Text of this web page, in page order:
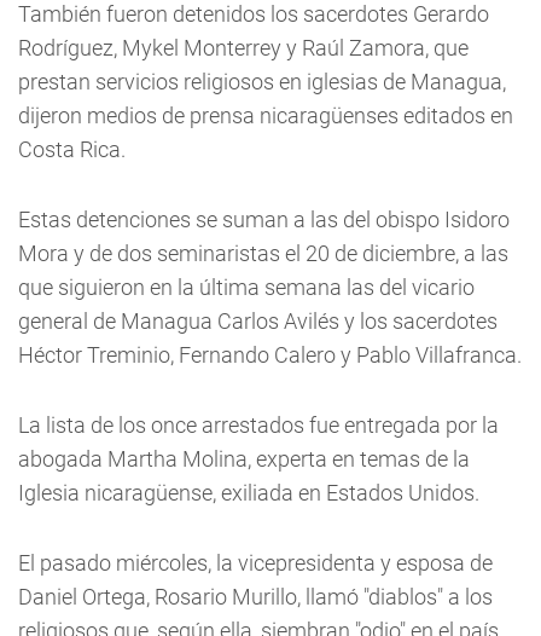
También fueron detenidos los sacerdotes Gerardo
Rodríguez, Mykel Monterrey y Raúl Zamora, que
prestan servicios religiosos en iglesias de Managua,
dijeron medios de prensa nicaragüenses editados en
Costa Rica.
Estas detenciones se suman a las del obispo Isidoro
Mora y de dos seminaristas el 20 de diciembre, a las
que siguieron en la última semana las del vicario
general de Managua Carlos Avilés y los sacerdotes
Héctor Treminio, Fernando Calero y Pablo Villafranca.
La lista de los once arrestados fue entregada por la
abogada Martha Molina, experta en temas de la
Iglesia nicaragüense, exiliada en Estados Unidos.
El pasado miércoles, la vicepresidenta y esposa de
Daniel Ortega, Rosario Murillo, llamó "diablos" a los
religiosos que, según ella, siembran "odio" en el país.